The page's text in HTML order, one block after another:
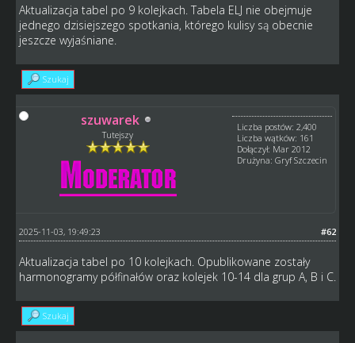
Aktualizacja tabel po 9 kolejkach. Tabela ELJ nie obejmuje
jednego dzisiejszego spotkania, którego kulisy są obecnie
jeszcze wyjaśniane.
Szukaj
szuwarek
Tutejszy
Liczba postów: 2,400
Liczba wątków: 161
Dołączył: Mar 2012
Drużyna: Gryf Szczecin
#62
2025-11-03, 19:49:23
Aktualizacja tabel po 10 kolejkach. Opublikowane zostały
harmonogramy półfinałów oraz kolejek 10-14 dla grup A, B i C.
Szukaj